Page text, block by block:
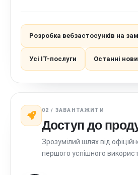
Розробка вебзастосунків на
Усі ІТ-послуги Останні
02 / ЗАВАНТАЖИТИ
Доступ до
Зрозумілий шлях від
першого успішного